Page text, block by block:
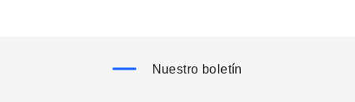
Nuestro boletín